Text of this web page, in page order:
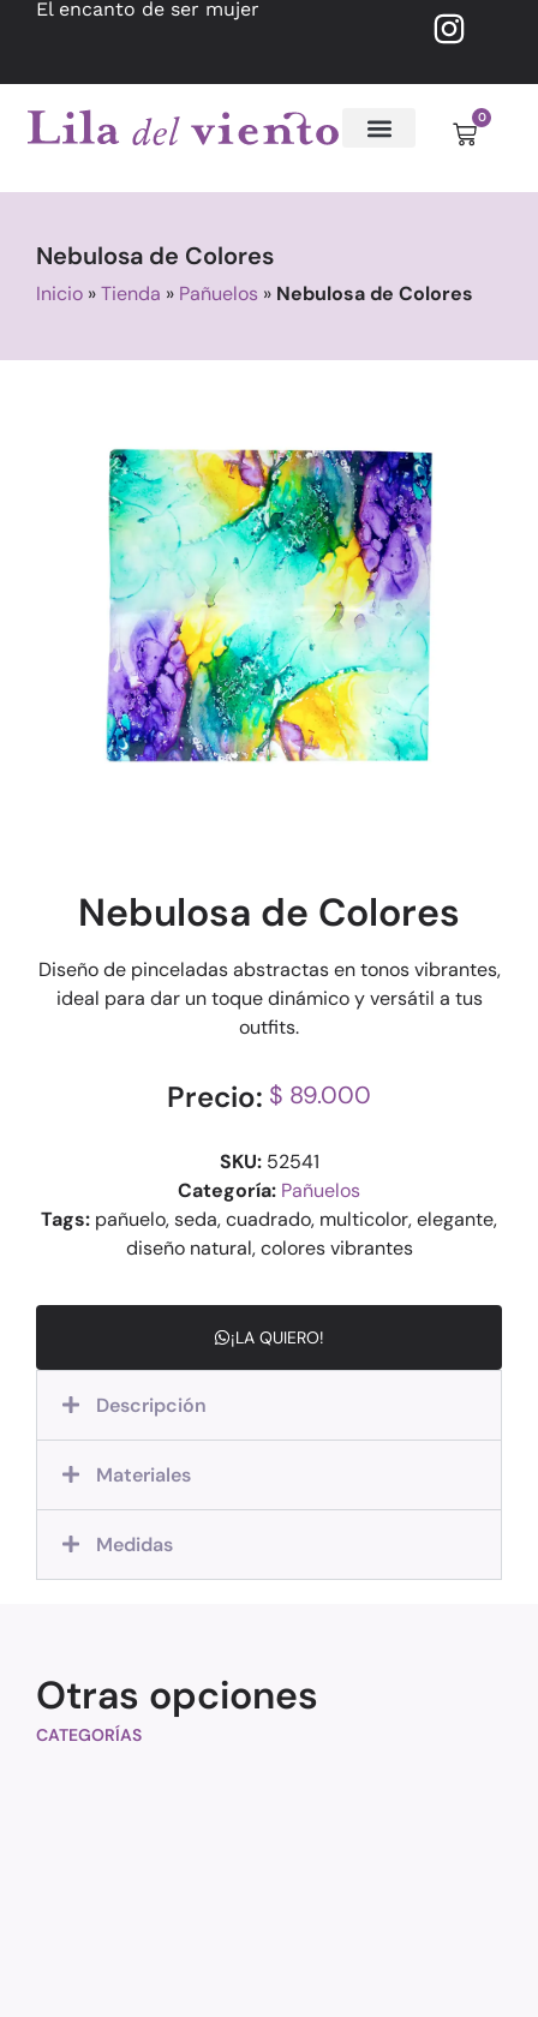
El encanto de ser mujer
0
Nebulosa de Colores
Inicio »Tienda » Pañuelos » Nebulosa de Colores
Nebulosa de Colores
Diseño de pinceladas abstractas en tonos vibrantes,
ideal para dar un toque dinámico y versátil a tus
outfits.
Precio: $ 89.000
SKU:52541
Categoría: Pañuelos
Tags: pañuelo, seda, cuadrado, multicolor, elegante,
diseño natural, colores vibrantes
¡LA QUIERO!
Descripción
Materiales
Medidas
Otras opciones
CATEGORÍAS